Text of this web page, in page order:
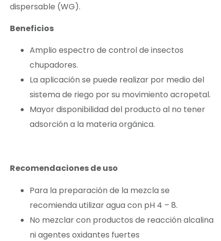
dispersable (WG).
Beneficios
Amplio espectro de control de insectos
chupadores.
La aplicación se puede realizar por medio del
sistema de riego por su movimiento acropetal.
Mayor disponibilidad del producto al no tener
adsorción a la materia orgánica.
Recomendaciones de uso
Para la preparación de la mezcla se
recomienda utilizar agua con pH 4 – 8.
No mezclar con productos de reacción alcalina
ni agentes oxidantes fuertes